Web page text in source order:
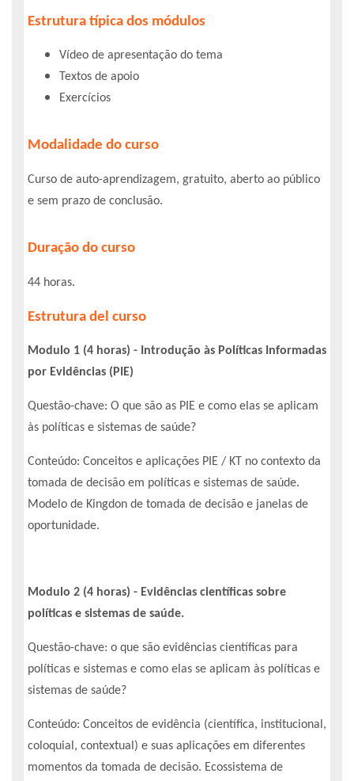
Estrutura típica dos módulos
Vídeo de apresentação do tema
Textos de apoio
Exercícios
Modalidade do curso
Curso de auto-aprendizagem, gratuito, aberto ao público
e sem prazo de conclusão.
Duração do curso
44 horas.
Estrutura del curso
Modulo 1 (4 horas) - Introdução às Políticas Informadas
por Evidências (PIE)
Questão-chave: O que são as PIE e como elas se aplicam
às políticas e sistemas de saúde?
Conteúdo: Conceitos e aplicações PIE / KT no contexto da
tomada de decisão em políticas e sistemas de saúde.
Modelo de Kingdon de tomada de decisão e janelas de
oportunidade.
Modulo 2 (4 horas) - Evidências científicas sobre
políticas e sistemas de saúde.
Questão-chave: o que são evidências científicas para
políticas e sistemas e como elas se aplicam às políticas e
sistemas de saúde?
Conteúdo: Conceitos de evidência (científica, institucional,
coloquial, contextual) e suas aplicações em diferentes
momentos da tomada de decisão. Ecossistema de